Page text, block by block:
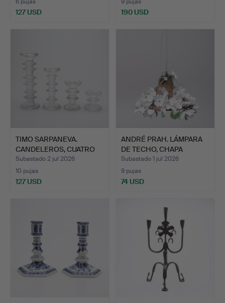
127 USD 190 USD
TIMO SARPANEVA.
CANDELEROS, CUATRO
UNIDADE…
Subastado 2 jul 2026
10 pujas
127 USD
ANDRÉ PRAH. LÁMPARA
DE TECHO, CHAPA
PINTAD…
Subastado 1 jul 2026
9 pujas
74 USD